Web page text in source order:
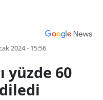
2024 - 15:56
yüzde 60